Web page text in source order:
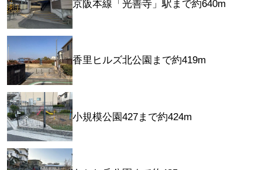
京阪本線「光善寺」駅まで約640m
香里ヒルズ北公園まで約419m
小規模公園427まで約424m